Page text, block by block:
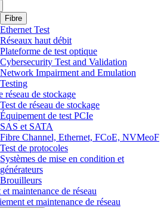
Fibre
Ethernet Test
Réseaux haut débit
Plateforme de test optique
Cybersecurity Test and Validation
Network Impairment and Emulation
Testing
réseau de stockage
Test de réseau de stockage
Équipement de test PCIe
SAS et SATA
Fibre Channel, Ethernet, FCoE, NVMeoF
Test de protocoles
Systèmes de mise en condition et
générateurs
Brouilleurs
maintenance de réseau
et maintenance de réseau